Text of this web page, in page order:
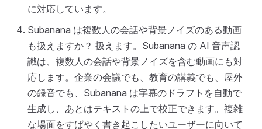
に対応しています。
Subanana は複数人の会話や背景ノイズのある動画
も扱えますか？ 扱えます。Subanana の AI 音声認
識は、複数人の会話や背景ノイズを含む動画にも対
応します。企業の会議でも、教育の講義でも、屋外
の録音でも、Subanana は字幕のドラフトを自動で
生成し、あとはテキストの上で校正できます。複雑
な場面をすばやく書き起こしたいユーザーに向いて